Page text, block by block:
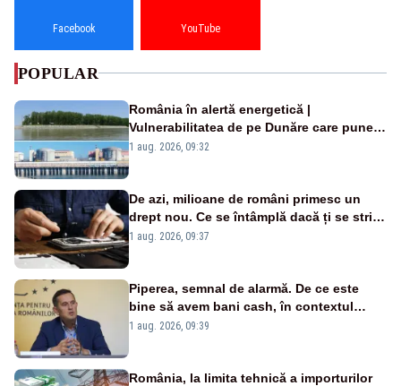
Facebook YouTube
POPULAR
România în alertă energetică |
Vulnerabilitatea de pe Dunăre care pune
în pericol Centrala Cernavodă era
1 aug. 2026, 09:32
De azi, milioane de români primesc un
drept nou. Ce se întâmplă dacă ți se strică
un produs
1 aug. 2026, 09:37
Piperea, semnal de alarmă. De ce este
bine să avem bani cash, în contextul
alertei energetice?
1 aug. 2026, 09:39
România, la limita tehnică a importurilor